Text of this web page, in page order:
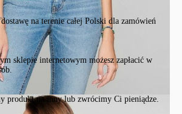
na terenie całej Polski dla zamówień
sklepie internetowym możesz zapłacić w
produkt na inny lub zwrócimy Ci pieniądze.